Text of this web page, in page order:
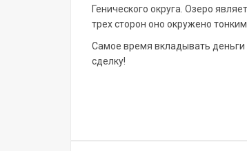
Генического округа. Озеро
трех сторон оно окружено
Самое время вкладывать деньги
сделку!